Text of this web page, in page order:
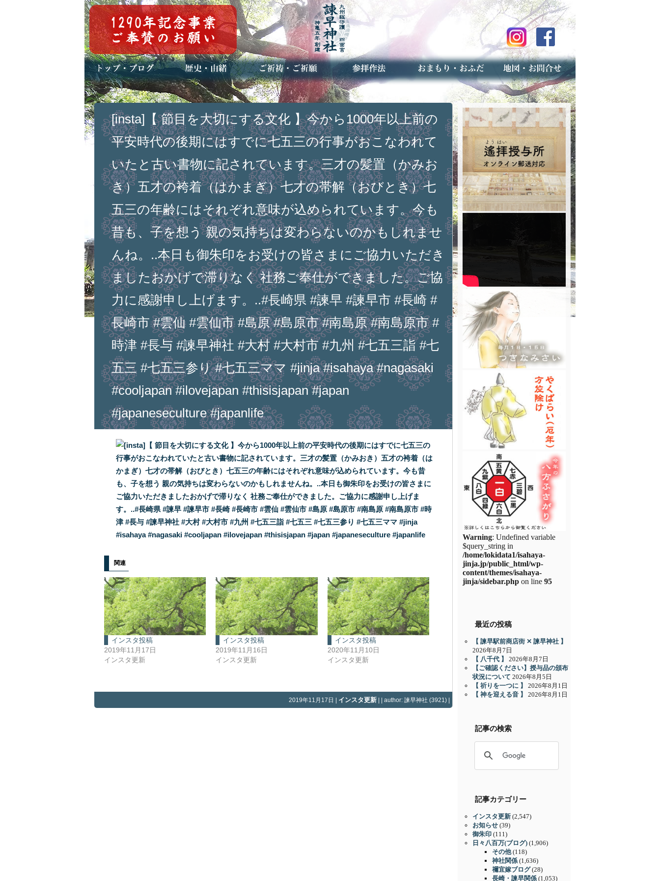
トップページ
ブログ(日々八百万)
お知らせ一覧 歴史・ご祭神
年中行事
メディア掲載 ご祈祷・ご祈願とは
安産祈願
初宮参り
七五三詣
長寿のお祝い
神前結婚式
厄祓い・方位除け
車のお祓い
地鎮祭
神葬祭（神式の葬儀） 神社とは
お参りの作法 授与品のご案内
お焚き上げ（古いお守りのお取り扱い）
アクセスマップ
予約者専用フォーム（事前受付）
[insta]【 節目を大切にする文化 】今から1000年以上前の
平安時代の後期にはすでに七五三の行事がおこなわれて
いたと古い書物に記されています。三才の髪置（かみお
き）五才の袴着（はかまぎ）七才の帯解（おびとき）七
五三の年齢にはそれぞれ意味が込められています。今も
昔も、子を想う 親の気持ちは変わらないのかもしれませ
んね。..本日も御朱印をお受けの皆さまにご協力いただき
ましたおかげで滞りなく 社務ご奉仕ができました。ご協
力に感謝申し上げます。..#長崎県 #諫早 #諫早市 #長崎 #
長崎市 #雲仙 #雲仙市 #島原 #島原市 #南島原 #南島原市 #
時津 #長与 #諫早神社 #大村 #大村市 #九州 #七五三詣 #七
五三 #七五三参り #七五三ママ #jinja #isahaya #nagasaki
#cooljapan #ilovejapan #thisisjapan #japan
#japaneseculture #japanlife
関連
インスタ投稿
2019年11月17日
インスタ更新
インスタ投稿
2019年11月16日
インスタ更新
インスタ投稿
2020年11月10日
インスタ更新
2019年11月17日 | インスタ更新 | | author: 諫早神社 (3921) |
Warning: Undefined variable
$query_string in
/home/lokidata1/isahaya-
jinja.jp/public_html/wp-
content/themes/isahaya-
jinja/sidebar.php on line 95
最近の投稿
【 諫早駅前商店街 ✕ 諫早神社 】
2026年8月7日
【 八千代 】
2026年8月7日
【ご確認ください】授与品の頒布
状況について 2026年8月5日
【 祈りを一つに 】
2026年8月1日
【 神を迎える音 】
2026年8月1日
記事の検索
記事カテゴリー
インスタ更新 (2,547)
お知らせ (39)
御朱印 (111)
日々八百万(ブログ) (1,906)
その他(118)
神社関係 (1,636)
禰宜嫁ブログ(28)
長崎・諫早関係 (1,053)